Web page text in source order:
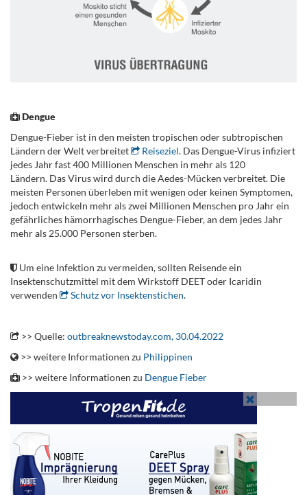
Dengue
Dengue-Fieber ist in den meisten tropischen oder subtropischen
Ländern der Welt verbreitet
Reiseziel. Das Dengue-Virus infiziert
jedes Jahr fast 400 Millionen Menschen in mehr als 120
Ländern. Das Virus wird durch die Aedes-Mücken verbreitet. Die
meisten Personen überleben mit wenigen oder keinen Symptomen,
jedoch entwickeln mehr als zwei Millionen Menschen pro Jahr ein
gefährliches hämorrhagisches Dengue-Fieber, an dem jedes Jahr
mehr als 25.000 Personen sterben.
Um eine Infektion zu vermeiden, sollten Reisende ein
Insektenschutzmittel mit dem Wirkstoff DEET oder Icaridin
verwenden
Schutz vor Insektenstichen.
>> Quelle: outbreaknewstoday.com, 30.04.2022
>> weitere Informationen zu Philippinen
>> weitere Informationen zu Dengue Fieber